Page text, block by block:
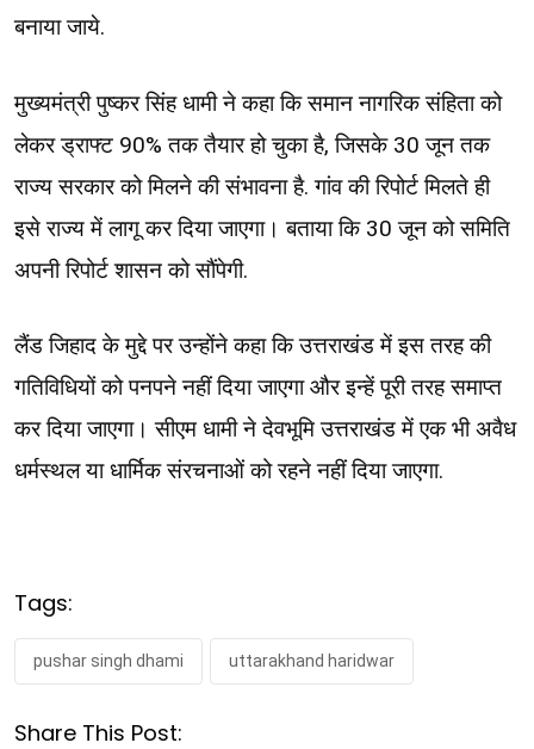
बनाया जाये.
मुख्यमंत्री पुष्कर सिंह धामी ने कहा कि समान नागरिक संहिता को
लेकर ड्राफ्ट 90% तक तैयार हो चुका है, जिसके 30 जून तक
राज्य सरकार को मिलने की संभावना है. गांव की रिपोर्ट मिलते ही
इसे राज्य में लागू कर दिया जाएगा। बताया कि 30 जून को समिति
अपनी रिपोर्ट शासन को सौंपेगी.
लैंड जिहाद के मुद्दे पर उन्होंने कहा कि उत्तराखंड में इस तरह की
गतिविधियों को पनपने नहीं दिया जाएगा और इन्हें पूरी तरह समाप्त
कर दिया जाएगा। ‌सीएम धामी ने देवभूमि उत्तराखंड में एक भी अवैध
धर्मस्थल या धार्मिक संरचनाओं को रहने नहीं दिया जाएगा.
Tags:
pushar singh dhami uttarakhand haridwar
Share This Post: